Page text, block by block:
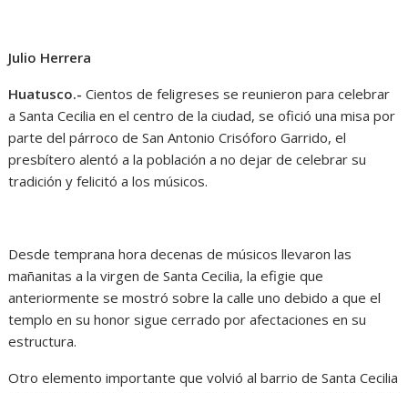
Julio Herrera
Huatusco.-Cientos de feligreses se reunieron para celebrar
a Santa Cecilia en el centro de la ciudad, se ofició una misa por
parte del párroco de San Antonio Crisóforo Garrido, el
presbítero alentó a la población a no dejar de celebrar su
tradición y felicitó a los músicos.
Desde temprana hora decenas de músicos llevaron las
mañanitas a la virgen de Santa Cecilia, la efigie que
anteriormente se mostró sobre la calle uno debido a que el
templo en su honor sigue cerrado por afectaciones en su
estructura.
Otro elemento importante que volvió al barrio de Santa Cecilia